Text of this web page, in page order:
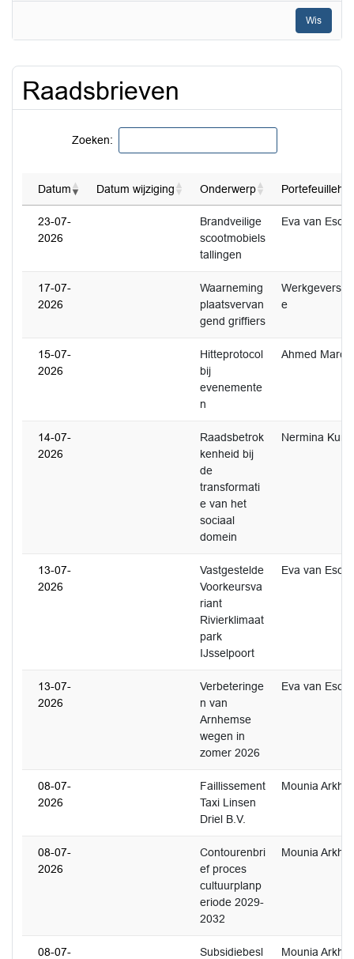
datum
tot
en
Wis
Raadsbrieven
Zoeken:
Datum Datum wijziging Onderwerp
23-07-
2026
Brandveilige
scootmobiels
tallingen
Eva van Esch
17-07-
2026
Waarneming
plaatsvervan
gend griffiers
e
15-07-
2026
Hitteprotocol
bij
evenemente
n
Ahmed
14-07-
2026
Raadsbetrok
kenheid bij
de
transformati
e van het
sociaal
domein
Nermina
13-07-
2026
Vastgestelde
Voorkeursva
riant
Rivierklimaat
park
IJsselpoort
Eva van Esch
13-07-
2026
Verbeteringe
n van
Arnhemse
wegen in
zomer 2026
Eva van Esch
08-07-
2026
Faillissement
Taxi Linsen
Driel B.V.
Mounia
08-07-
2026
Contourenbri
ef proces
cultuurplanp
eriode 2029-
2032
Mounia
08-07-
Subsidiebesl
Mounia